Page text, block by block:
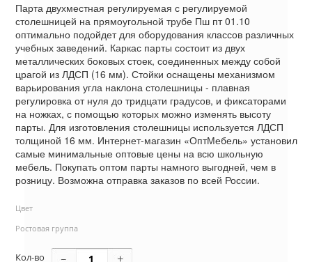
Парта двухместная регулируемая с регулируемой
столешницей на прямоугольной трубе Пш пт 01.10
оптимально подойдет для оборудования классов различных
учебных заведений. Каркас парты состоит из двух
металлических боковых стоек, соединенных между собой
црагой из ЛДСП (16 мм). Стойки оснащены механизмом
варьирования угла наклона столешницы - плавная
регулировка от нуля до тридцати градусов, и фиксаторами
на ножках, с помощью которых можно изменять высоту
парты. Для изготовления столешницы используется ЛДСП
толщиной 16 мм. Интернет-магазин «ОптМебель» установил
самые минимальные оптовые цены на всю школьную
мебель. Покупать оптом парты намного выгодней, чем в
розницу. Возможна отправка заказов по всей России.
Цвет
Ростовая группа
Кол-во